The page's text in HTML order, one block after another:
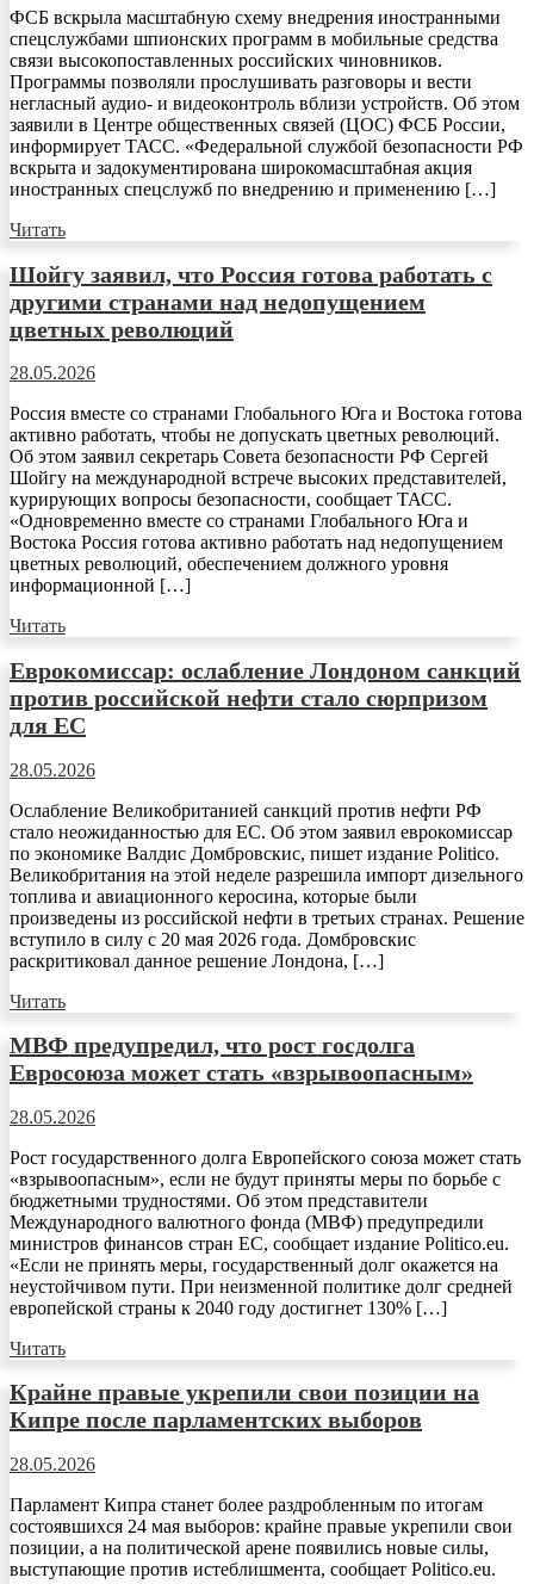
ФСБ вскрыла масштабную схему внедрения иностранными
спецслужбами шпионских программ в мобильные средства
связи высокопоставленных российских чиновников.
Программы позволяли прослушивать разговоры и вести
негласный аудио- и видеоконтроль вблизи устройств. Об этом
заявили в Центре общественных связей (ЦОС) ФСБ России,
информирует ТАСС. «Федеральной службой безопасности РФ
вскрыта и задокументирована широкомасштабная акция
иностранных спецслужб по внедрению и применению […]
Читать
Шойгу заявил, что Россия готова работать с
другими странами над недопущением
цветных революций
28.05.2026
Россия вместе со странами Глобального Юга и Востока готова
активно работать, чтобы не допускать цветных революций.
Об этом заявил секретарь Совета безопасности РФ Сергей
Шойгу на международной встрече высоких представителей,
курирующих вопросы безопасности, сообщает ТАСС.
«Одновременно вместе со странами Глобального Юга и
Востока Россия готова активно работать над недопущением
цветных революций, обеспечением должного уровня
информационной […]
Читать
Еврокомиссар: ослабление Лондоном санкций
против российской нефти стало сюрпризом
для ЕС
28.05.2026
Ослабление Великобританией санкций против нефти РФ
стало неожиданностью для ЕС. Об этом заявил еврокомиссар
по экономике Валдис Домбровскис, пишет издание Politico.
Великобритания на этой неделе разрешила импорт дизельного
топлива и авиационного керосина, которые были
произведены из российской нефти в третьих странах. Решение
вступило в силу с 20 мая 2026 года. Домбровскис
раскритиковал данное решение Лондона, […]
Читать
МВФ предупредил, что рост госдолга
Евросоюза может стать «взрывоопасным»
28.05.2026
Рост государственного долга Европейского союза может стать
«взрывоопасным», если не будут приняты меры по борьбе с
бюджетными трудностями. Об этом представители
Международного валютного фонда (МВФ) предупредили
министров финансов стран ЕС, сообщает издание Politico.eu.
«Если не принять меры, государственный долг окажется на
неустойчивом пути. При неизменной политике долг средней
европейской страны к 2040 году достигнет 130% […]
Читать
Крайне правые укрепили свои позиции на
Кипре после парламентских выборов
28.05.2026
Парламент Кипра станет более раздробленным по итогам
состоявшихся 24 мая выборов: крайне правые укрепили свои
позиции, а на политической арене появились новые силы,
выступающие против истеблишмента, сообщает Politico.eu.